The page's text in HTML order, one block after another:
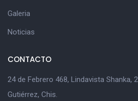
Galeria
Noticias
CONTACTO
24 de Febrero 468, Lindavista Shanka,
Gutiérrez, Chis.